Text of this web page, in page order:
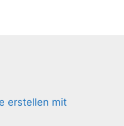
erstellen mit